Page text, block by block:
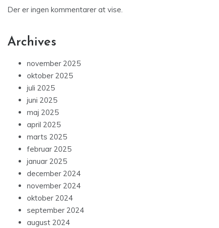
Der er ingen kommentarer at vise.
Archives
november 2025
oktober 2025
juli 2025
juni 2025
maj 2025
april 2025
marts 2025
februar 2025
januar 2025
december 2024
november 2024
oktober 2024
september 2024
august 2024